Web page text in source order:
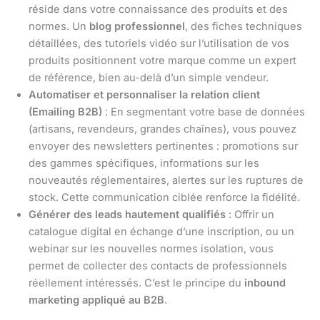
réside dans votre connaissance des produits et des
normes. Un blog professionnel, des fiches techniques
détaillées, des tutoriels vidéo sur l’utilisation de vos
produits positionnent votre marque comme un expert
de référence, bien au-delà d’un simple vendeur.
Automatiser et personnaliser la relation client
(Emailing B2B) : En segmentant votre base de données
(artisans, revendeurs, grandes chaînes), vous pouvez
envoyer des newsletters pertinentes : promotions sur
des gammes spécifiques, informations sur les
nouveautés réglementaires, alertes sur les ruptures de
stock. Cette communication ciblée renforce la fidélité.
Générer des leads hautement qualifiés : Offrir un
catalogue digital en échange d’une inscription, ou un
webinar sur les nouvelles normes isolation, vous
permet de collecter des contacts de professionnels
réellement intéressés. C’est le principe du inbound
marketing appliqué au B2B.